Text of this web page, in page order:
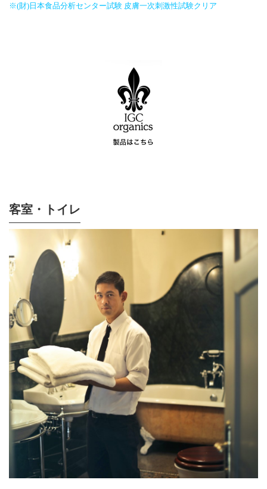
※(財)日本食品分析センター試験 皮膚一次刺激性試験クリア
客室・トイレ